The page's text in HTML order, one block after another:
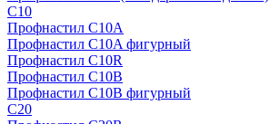
C10
Профнастил С10A
Профнастил С10A фигурный
Профнастил С10R
Профнастил С10В
Профнастил С10В фигурный
C20